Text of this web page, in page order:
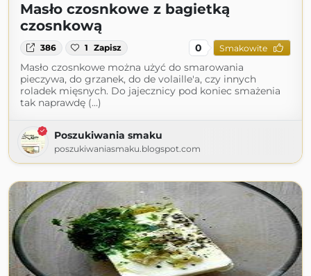
Masło czosnkowe z bagietką
czosnkową
386 1 Zapisz 0 Smakowite
Masło czosnkowe można użyć do smarowania
pieczywa, do grzanek, do de volaille'a, czy innych
roladek mięsnych. Do jajecznicy pod koniec smażenia
tak naprawdę (...)
Poszukiwania smaku
poszukiwaniasmaku.blogspot.com